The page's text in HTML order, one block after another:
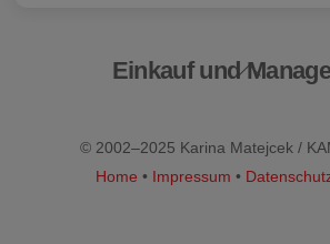
Back
Einkauf und
© 2002–2025 Karina Matejcek /
Home • Impressum •